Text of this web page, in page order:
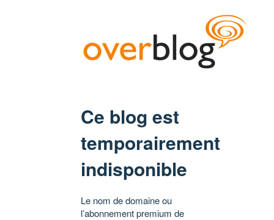
Ce blog est
temporairement
indisponible
Le nom de domaine ou
l’abonnement premium de